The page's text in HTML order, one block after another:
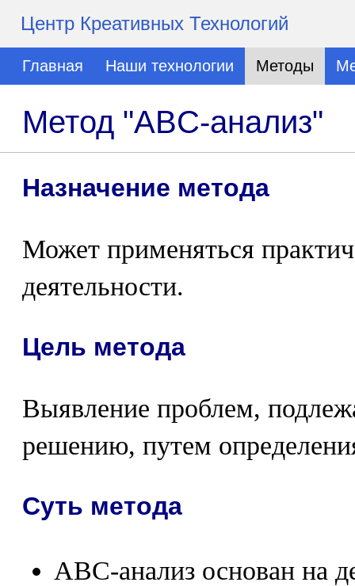
Центр Креативных Технологий
Главная Наши технологии Методы
Метод "ABC-анализ"
Назначение метода
Может применяться
деятельности.
Цель метода
Выявление проблем,
решению, путем
Суть метода
АВС-анализ основан на